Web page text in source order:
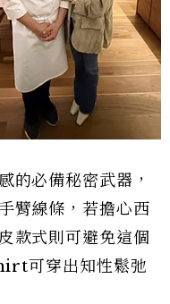
的必備秘密武器，
臂線條，若擔心西
款式則可避免這個
可穿出知性鬆弛